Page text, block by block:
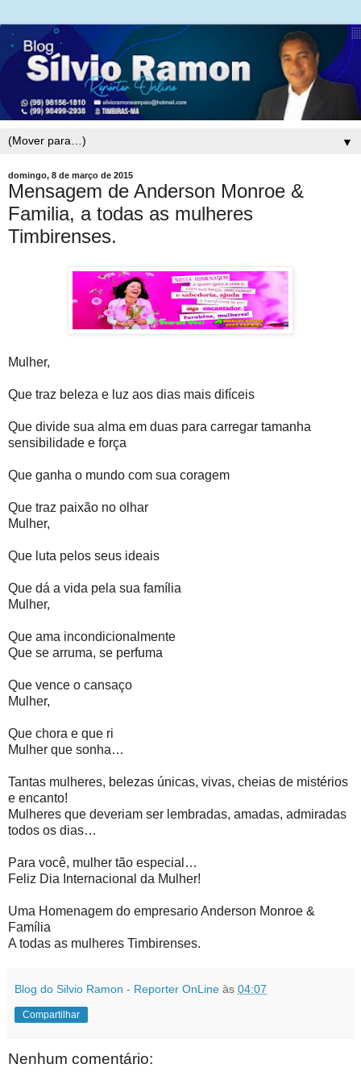
▼
domingo, 8 de março de 2015
Mensagem de Anderson Monroe &
Familia, a todas as mulheres
Timbirenses.
Mulher,
Que traz beleza e luz aos dias mais difíceis
Que divide sua alma em duas para carregar tamanha
sensibilidade e força
Que ganha o mundo com sua coragem
Que traz paixão no olhar
Mulher,
Que luta pelos seus ideais
Que dá a vida pela sua família
Mulher,
Que ama incondicionalmente
Que se arruma, se perfuma
Que vence o cansaço
Mulher,
Que chora e que ri
Mulher que sonha…
Tantas mulheres, belezas únicas, vivas, cheias de mistérios
e encanto!
Mulheres que deveriam ser lembradas, amadas, admiradas
todos os dias…
Para você, mulher tão especial…
Feliz Dia Internacional da Mulher!
Uma Homenagem do empresario Anderson Monroe &
Família
A todas as mulheres Timbirenses.
Blog do Silvio Ramon - Reporter OnLine às 04:07
Compartilhar
Nenhum comentário: